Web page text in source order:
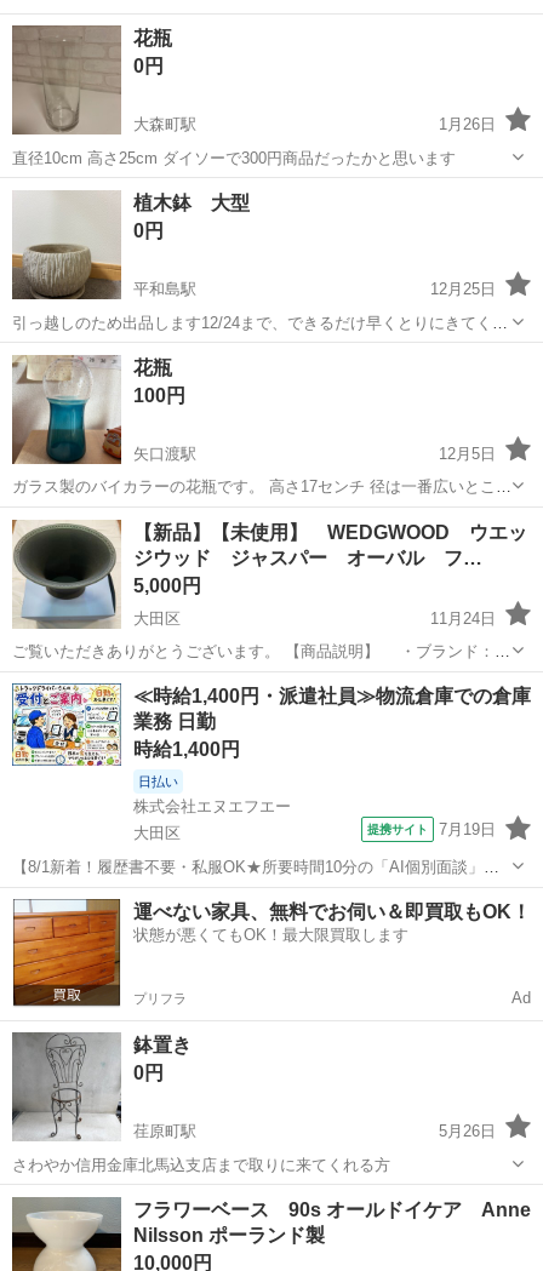
花瓶
0円
大森町駅
1月26日
直径10cm 高さ25cm ダイソーで300円商品だったかと思います
東京 大田区 大森町駅 インテリア雑貨/小物
植木鉢 大型
0円
平和島駅
12月25日
引っ越しのため出品します12/24まで、できるだけ早くとりにきてくれ
る方を優先させていただきます。 よろしくおねがいします。
東京 大田区 平和島駅
花瓶
100円
矢口渡駅
12月5日
ガラス製のバイカラーの花瓶です。 高さ17センチ 径は一番広いところ
で10センチです。 ご質問等あればメッセージください(^^)
東京 大田区 矢口渡駅 インテリア雑貨/小物 ガラス
【新品】【未使用】 WEDGWOOD ウエッ
ジウッド ジャスパー オーバル フ…
5,000円
大田区
11月24日
ご覧いただきありがとうございます。 【商品説明】 ・ブランド：
WEDGWOOD ウエッジウッド ジャスパー ・サイズ：口径 約
23.7cm×18.2cm、 高さ 約23.8cm ・カラー：シルバーブラック ...
東京 大田区 インテリア雑貨/小物 ウエッジウッド
≪時給1,400円・派遣社員≫物流倉庫での倉庫
業務 日勤
時給1,400円
日払い
株式会社エヌエフエー
大田区
提携サイト 7月19日
【8/1新着！履歴書不要・私服OK★所要時間10分の「AI個別面談」が
スタート！】【大田市場内でのドライバー受付業務！日払い可！交通
費全額支給！】青果市場でのトラックドライバーの受付業務(1411)
【お仕事内容】 ・トラ...
東京 大田区 その他
運べない家具、無料でお伺い＆即買取もOK！
状態が悪くてもOK！最大限買取します
プリフラ Ad
鉢置き
0円
荏原町駅
5月26日
さわやか信用金庫北馬込支店まで取りに来てくれる方
東京 大田区 インテリア雑貨/小物
フラワーベース 90s オールドイケア Anne
Nilsson ポーランド製
10,000円